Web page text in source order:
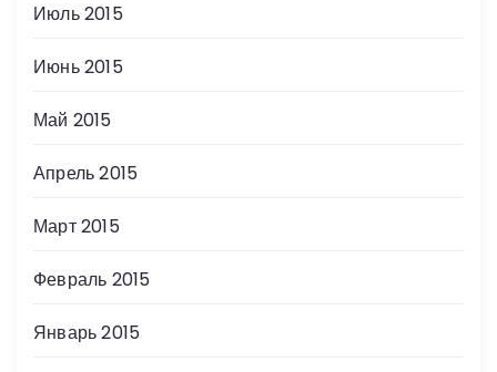
Июль 2015
Июнь 2015
Май 2015
Апрель 2015
Март 2015
Февраль 2015
Январь 2015